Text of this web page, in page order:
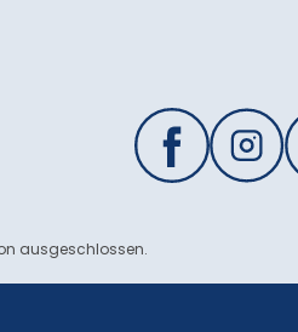
ausgeschlossen.